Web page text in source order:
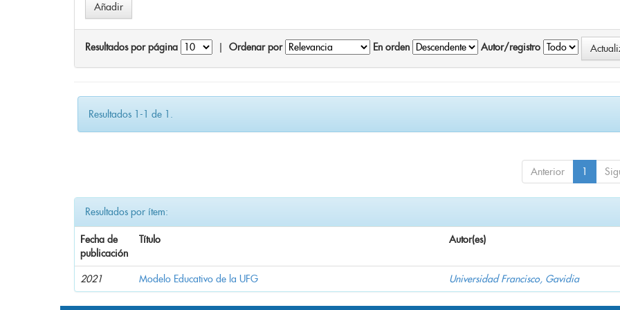
Resultados por página Ordenar por En orden Autor/registro
Resultados 1-1 de 1.
Anterior 1
Resultados por ítem:
Fecha de
publicación
Título Autor(es)
2021 Modelo Educativo de la UFG Universidad Francisco, Gavidia